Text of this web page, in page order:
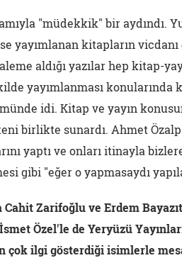
"müdekkik" bir aydındı.
yayımlanan kitapların
aldığı yazılar hep kitap-
yayımlanması konularında
idi. Kitap ve yayın
birlikte sunardı. Ahmet
yaptı ve onları itinayla
gibi "eğer o yapmasaydı
Cahit Zarifoğlu ve Erdem
Özel'le de Yeryüzü
çok ilgi gösterdiği isimlerle